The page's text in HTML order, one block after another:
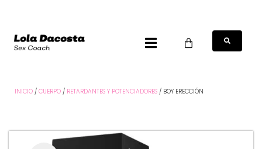
INICIO / CUERPO / RETARDANTES Y POTENCIADORES / BOY ERECCIÓN